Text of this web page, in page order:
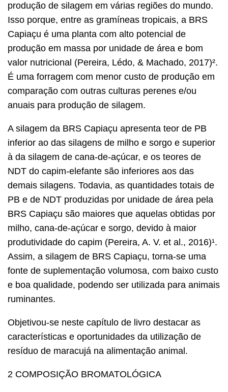
produção de silagem em várias regiões do mundo.
Isso porque, entre as gramíneas tropicais, a BRS
Capiaçu é uma planta com alto potencial de
produção em massa por unidade de área e bom
valor nutricional (Pereira, Lédo, & Machado, 2017)².
É uma forragem com menor custo de produção em
comparação com outras culturas perenes e/ou
anuais para produção de silagem.
A silagem da BRS Capiaçu apresenta teor de PB
inferior ao das silagens de milho e sorgo e superior
à da silagem de cana-de-açúcar, e os teores de
NDT do capim-elefante são inferiores aos das
demais silagens. Todavia, as quantidades totais de
PB e de NDT produzidas por unidade de área pela
BRS Capiaçu são maiores que aquelas obtidas por
milho, cana-de-açúcar e sorgo, devido à maior
produtividade do capim (Pereira, A. V. et al., 2016)¹.
Assim, a silagem de BRS Capiaçu, torna-se uma
fonte de suplementação volumosa, com baixo custo
e boa qualidade, podendo ser utilizada para animais
ruminantes.
Objetivou-se neste capítulo de livro destacar as
características e oportunidades da utilização de
resíduo de maracujá na alimentação animal.
2 COMPOSIÇÃO BROMATOLÓGICA